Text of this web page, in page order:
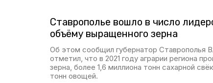
Ставрополье вошло в число
объёму выращенного зерна
Об этом сообщил губернатор Ставрополья
отметил, что в 2021 году аграрии региона
зерна, более 1,6 миллиона тонн сахарной
тонн овощей.